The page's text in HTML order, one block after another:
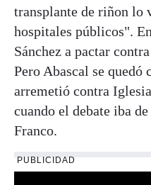
transplante de riñon lo
hospitales públicos".
Sánchez a pactar
Pero Abascal se
arremetió contra
cuando el debate iba
Franco.
PUBLICIDAD